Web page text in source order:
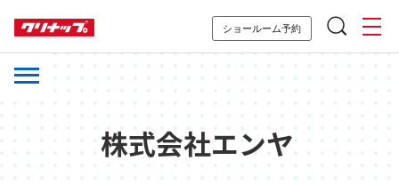
ショールーム予約
株式会社エンヤ